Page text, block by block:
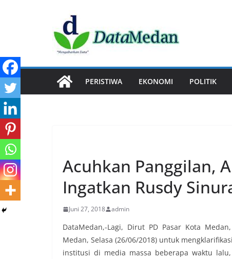
PERISTIWA EKONOMI POLITIK
Acuhkan Panggilan,
Ingatkan Rusdy
Juni 27, 2018 admin
DataMedan,-Lagi, Dirut PD Pasar Kota
Medan, Selasa (26/06/2018) untuk
institusi di media massa beberapa waktu